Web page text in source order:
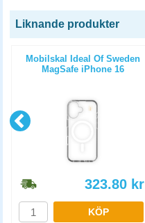
Liknande produkter
Mobilskal Ideal Of Sweden
MagSafe iPhone 16
323.80 kr
KÖP